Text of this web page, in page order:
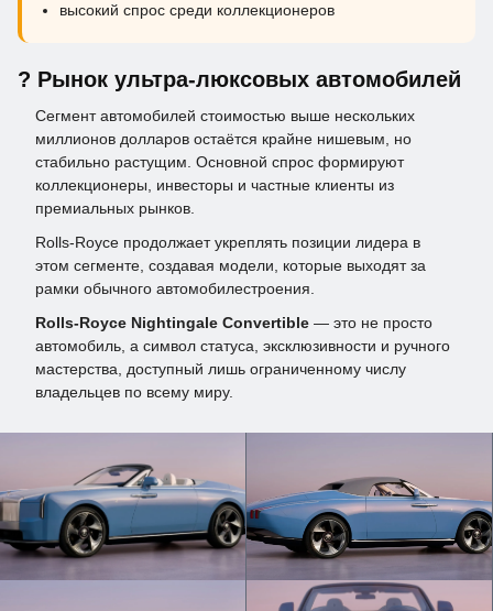
высокий спрос среди коллекционеров
? Рынок ультра-люксовых автомобилей
Сегмент автомобилей стоимостью выше нескольких
миллионов долларов остаётся крайне нишевым, но
стабильно растущим. Основной спрос формируют
коллекционеры, инвесторы и частные клиенты из
премиальных рынков.
Rolls-Royce продолжает укреплять позиции лидера в
этом сегменте, создавая модели, которые выходят за
рамки обычного автомобилестроения.
Rolls-Royce Nightingale Convertible — это не просто
автомобиль, а символ статуса, эксклюзивности и ручного
мастерства, доступный лишь ограниченному числу
владельцев по всему миру.